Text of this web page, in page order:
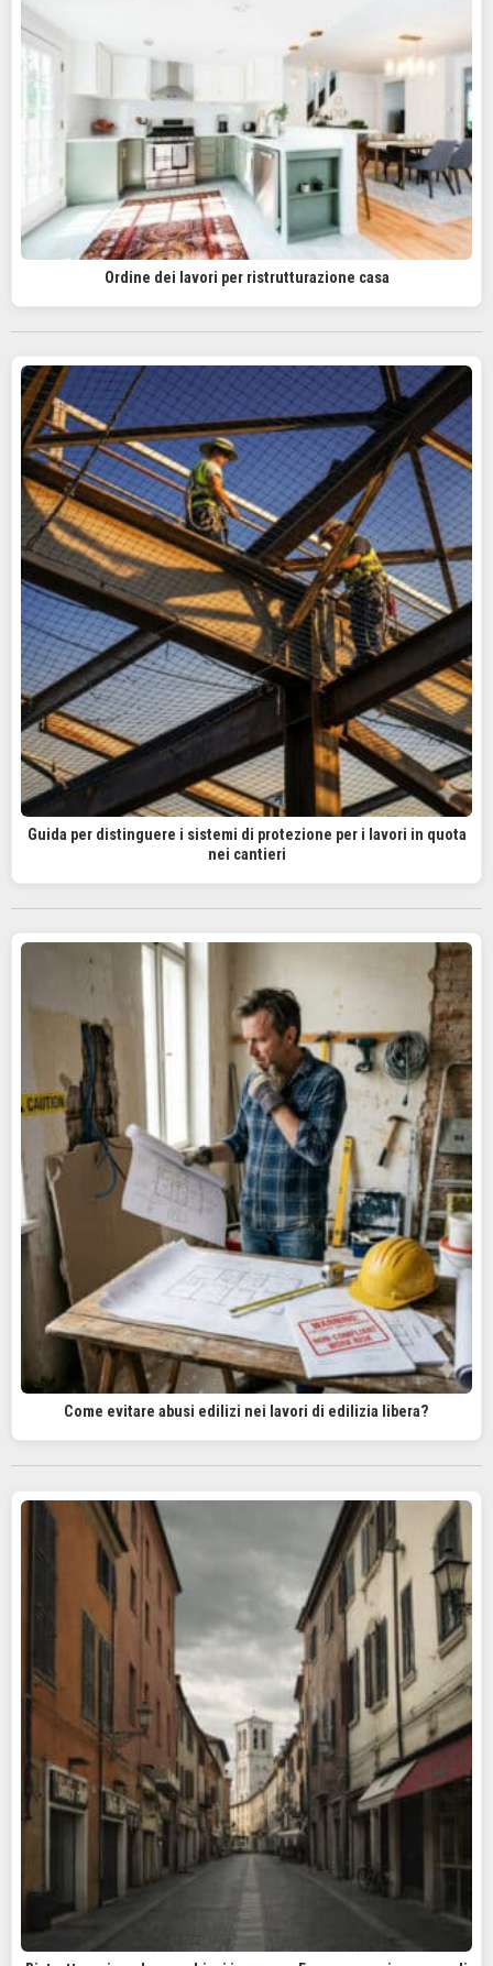
Ordine dei lavori per ristrutturazione casa
Guida per distinguere i sistemi di protezione per i lavori in quota
nei cantieri
Come evitare abusi edilizi nei lavori di edilizia libera?